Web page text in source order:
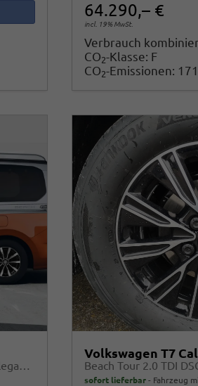
64.290,– €
incl. 19% MwSt.
Verbrauch
CO2-Klasse: F
CO2-Emissionen:
Beach 2.0TDI DSG Sport Edition 8 Fach GV5 Elegance+
Volkswagen T7
Beach Tour 2.0 TDI
sofort lieferbar Fahrzeug